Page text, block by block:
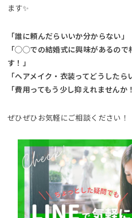
ます✨
「誰に頼んだらいいか分からない」
「◯◯での結婚式に興味があるので
す！」
「ヘアメイク・衣装ってどうしたら
「費用ってもう少し抑えれませんか
ぜひぜひお気軽にご相談ください！